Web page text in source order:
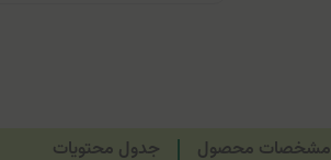
مشخصات محصول جدول محتویات